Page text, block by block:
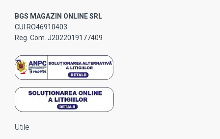
BGS MAGAZIN ONLINE SRL
CUI RO46910403
Reg. Com. J2022019177409
Utile